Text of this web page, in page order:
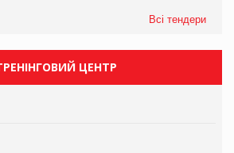
Всі тендери
ЦЕНТР